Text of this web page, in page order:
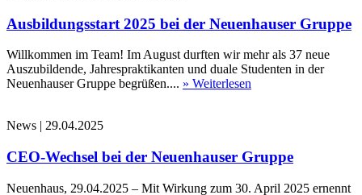
Ausbildungsstart 2025 bei der Neuenhauser Gruppe
Willkommen im Team! Im August durften wir mehr als 37 neue
Auszubildende, Jahrespraktikanten und duale Studenten in der
Neuenhauser Gruppe begrüßen.... » Weiterlesen
News | 29.04.2025
CEO-Wechsel bei der Neuenhauser Gruppe
Neuenhaus, 29.04.2025 – Mit Wirkung zum 30. April 2025 ernennt